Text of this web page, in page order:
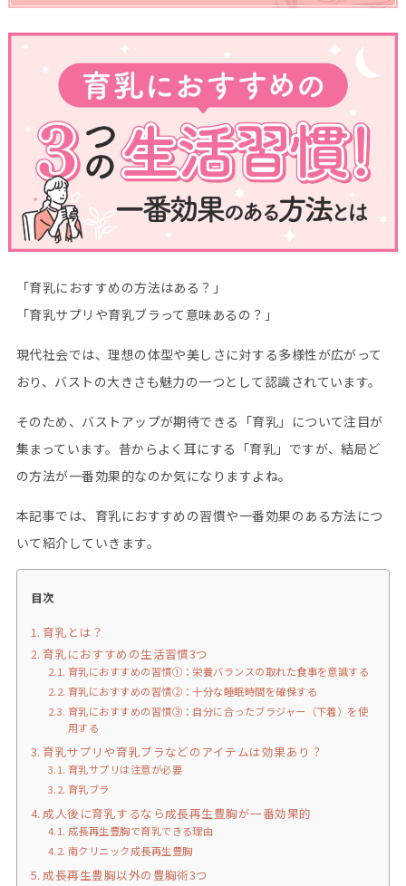
「育乳におすすめの方法はある？」
「育乳サプリや育乳ブラって意味あるの？」
現代社会では、理想の体型や美しさに対する多様性が広がって
おり、バストの大きさも魅力の一つとして認識されています。
そのため、バストアップが期待できる「育乳」について注目が
集まっています。昔からよく耳にする「育乳」ですが、結局ど
の方法が一番効果的なのか気になりますよね。
本記事では、育乳におすすめの習慣や一番効果のある方法につ
いて紹介していきます。
目次
育乳とは？
育乳におすすめの生活習慣3つ
育乳におすすめの習慣①：栄養バランスの取れた食事を意識する
育乳におすすめの習慣②：十分な睡眠時間を確保する
育乳におすすめの習慣③：自分に合ったブラジャー（下着）を使
用する
育乳サプリや育乳ブラなどのアイテムは効果あり？
育乳サプリは注意が必要
育乳ブラ
成人後に育乳するなら成長再生豊胸が一番効果的
成長再生豊胸で育乳できる理由
南クリニック成長再生豊胸
成長再生豊胸以外の豊胸術3つ